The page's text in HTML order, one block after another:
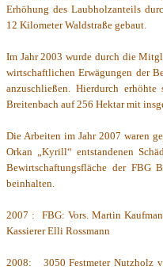
Erhöhung des Laubholzanteils
12 Kilometer Waldstraße gebaut.
Im Jahr 2003 wurde durch die
wirtschaftlichen Erwägungen der
anzuschließen. Hierdurch
Breitenbach auf 256 Hektar mit
Die Arbeiten im Jahr 2007 waren
Orkan „Kyrill“ entstandenen
Bewirtschaftungsfläche der FBG
beinhalten.
2007 : FBG: Vors. Martin
Kassierer Elli Rossmann
2008: 3050 Festmeter Nutzholz